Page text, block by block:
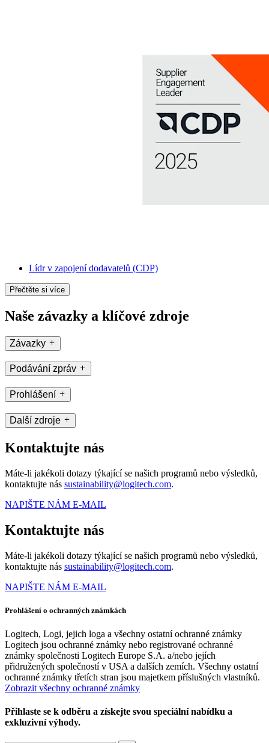
Lídr v zapojení dodavatelů (CDP)
Přečtěte si více
Naše závazky a klíčové zdroje
Závazky
Podávání zpráv
Prohlášení
Další zdroje
Kontaktujte nás
Máte-li jakékoli dotazy týkající se našich programů nebo výsledků,
kontaktujte nás sustainability@logitech.com.
NAPIŠTE NÁM E-MAIL
Kontaktujte nás
Máte-li jakékoli dotazy týkající se našich programů nebo výsledků,
kontaktujte nás sustainability@logitech.com.
NAPIŠTE NÁM E-MAIL
Prohlášení o ochranných známkách
Logitech, Logi, jejich loga a všechny ostatní ochranné známky
Logitech jsou ochranné známky nebo registrované ochranné
známky společnosti Logitech Europe S.A. a/nebo jejích
přidružených společností v USA a dalších zemích. Všechny ostatní
ochranné známky třetích stran jsou majetkem příslušných vlastníků.
Zobrazit všechny ochranné známky
Přihlaste se k odběru a získejte svou speciální nabídku a
exkluzivní výhody.